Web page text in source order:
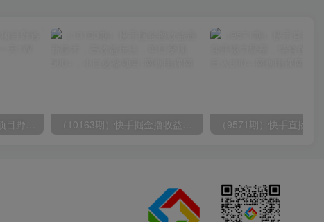
（10150期）2024高考项目野路子玩法，无限裂变，最高一天1W＋！ （10163期）快手掘金撸收益最新技术，高收益玩法，单日变现500+，小白必备项目